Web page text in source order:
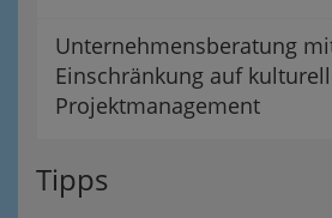
Unternehmensberatung
Einschränkung auf
Projektmanagement
Tipps